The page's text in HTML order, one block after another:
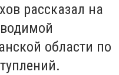
рассказал на
области по